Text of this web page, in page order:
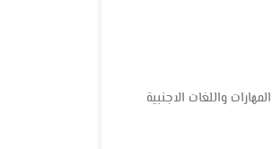
واللغات الاجنبية